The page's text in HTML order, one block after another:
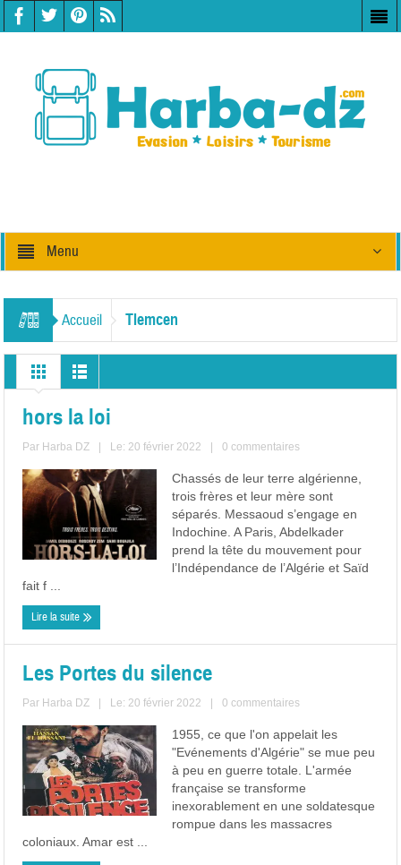
Menu
Accueil Tlemcen
hors la loi
Par Harba DZ Le: 20 février 2022 0 commentaires
Chassés de leur terre algérienne,
trois frères et leur mère sont
séparés. Messaoud s’engage en
Indochine. A Paris, Abdelkader
prend la tête du mouvement pour
l’Indépendance de l’Algérie et Saïd
fait f ...
Lire la suite
Les Portes du silence
Par Harba DZ Le: 20 février 2022 0 commentaires
1955, ce que l'on appelait les
"Evénements d'Algérie" se mue peu
à peu en guerre totale. L'armée
française se transforme
inexorablement en une soldatesque
rompue dans les massacres
coloniaux. Amar est ...